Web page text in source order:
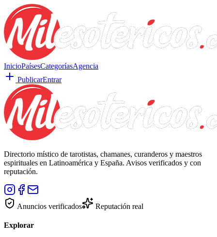
InicioPaísesCategoríasAgencia
PublicarEntrar
Directorio místico de tarotistas, chamanes, curanderos y maestros
espirituales en Latinoamérica y España. Avisos verificados y con
reputación.
Anuncios verificados Reputación real
Explorar